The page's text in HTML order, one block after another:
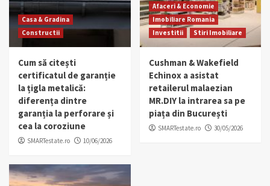
Casa & Gradina
Constructii
Cum să citești
certificatul de garanție
la țigla metalică:
diferența dintre
garanția la perforare și
cea la coroziune
SMARTestate.ro 10/06/2026
Afaceri & Economie
Imobiliare Romania
Investitii
Stiri Imobiliare
Cushman & Wakefield
Echinox a asistat
retailerul malaezian
MR.DIY la intrarea sa pe
piața din București
SMARTestate.ro 30/05/2026